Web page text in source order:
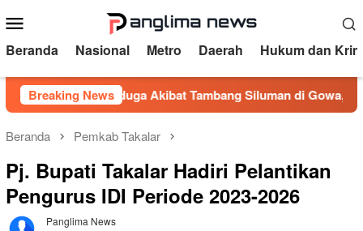
ke
kontenMobile
Beranda Nasional Metro Daerah Hukum dan
Breaking News
Diduga Akibat Tambang Siluman di Gowa, PRI Desak
Beranda Pemkab Takalar
Pj. Bupati Takalar Hadiri Pelantikan
Pengurus IDI Periode 2023-2026
Panglima News